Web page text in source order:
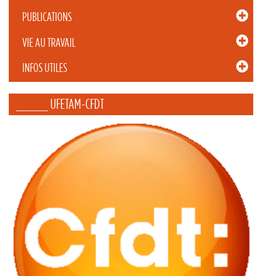
PUBLICATIONS
VIE AU TRAVAIL
INFOS UTILES
_____ UFETAM-CFDT